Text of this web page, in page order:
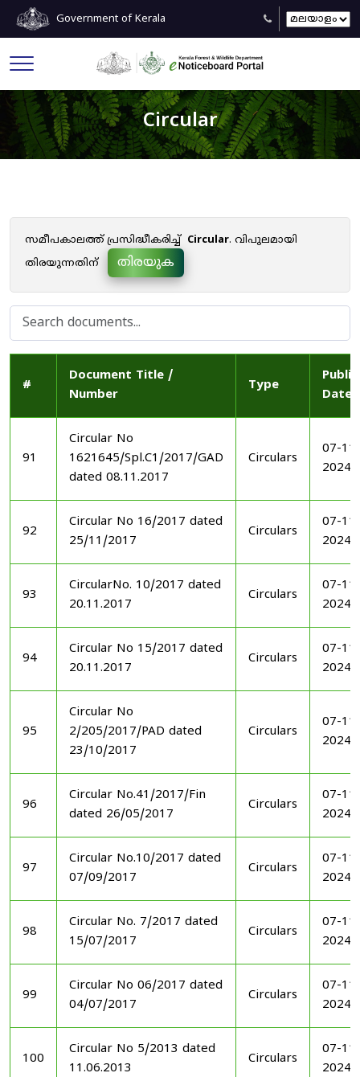
Government of Kerala
Circular
സമീപകാലത്ത് പ്രസിദ്ധീകരിച്ച് Circular. വിപുലമായി
തിരയുന്നതിന്
തിരയുക
#
Document Title /
Number
Type
Date
91
Circular No
1621645/Spl.C1/2017/GAD
dated 08.11.2017
Circulars
07-11-
2024
92
Circular No 16/2017 dated
25/11/2017
Circulars
07-11-
2024
93
CircularNo. 10/2017 dated
20.11.2017
Circulars
07-11-
2024
94
Circular No 15/2017 dated
20.11.2017
Circulars
07-11-
2024
95
Circular No
2/205/2017/PAD dated
23/10/2017
Circulars
07-11-
2024
96
Circular No.41/2017/Fin
dated 26/05/2017
Circulars
07-11-
2024
97
Circular No.10/2017 dated
07/09/2017
Circulars
07-11-
2024
98
Circular No. 7/2017 dated
15/07/2017
Circulars
07-11-
2024
99
Circular No 06/2017 dated
04/07/2017
Circulars
07-11-
2024
100
Circular No 5/2013 dated
11.06.2013
Circulars
07-11-
2024